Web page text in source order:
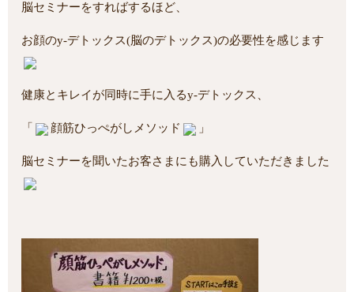
脳セミナーをすればするほど、
お顔のy-デトックス(脳のデトックス)の必要性を感じます
健康とキレイが同時に手に入るy-デトックス、
「 顔筋ひっぺがしメソッド 」
脳セミナーを聞いたお客さまにも購入していただきました